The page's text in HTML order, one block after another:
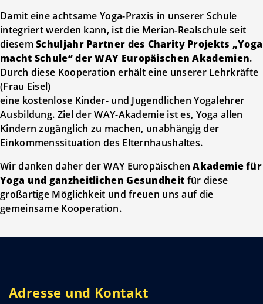
Damit eine achtsame Yoga-Praxis in unserer Schule
integriert werden kann, ist die Merian-Realschule seit
diesemSchuljahr Partner des Charity Projekts „Yoga
macht Schule“ der WAY Europäischen Akademien.
Durch diese Kooperation erhält eine unserer Lehrkräfte
(Frau Eisel)
eine kostenlose Kinder- und Jugendlichen Yogalehrer
Ausbildung. Ziel der WAY-Akademie ist es, Yoga allen
Kindern zugänglich zu machen, unabhängig der
Einkommenssituation des Elternhaushaltes.
Wir danken daher der WAY EuropäischenAkademie für
Yoga und ganzheitlichen Gesundheit für diese
großartige Möglichkeit und freuen uns auf die
gemeinsame Kooperation.
Adresse und Kontakt